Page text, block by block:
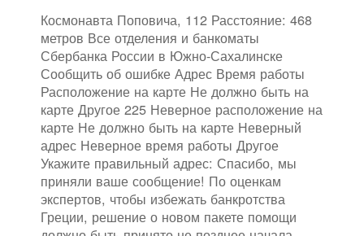
Космонавта Поповича, 112 Расстояние: 468
метров Все отделения и банкоматы
Сбербанка России в Южно-Сахалинске
Сообщить об ошибке Адрес Время работы
Расположение на карте Не должно быть на
карте Другое 225 Неверное расположение на
карте Не должно быть на карте Неверный
адрес Неверное время работы Другое
Укажите правильный адрес: Спасибо, мы
приняли ваше сообщение! По оценкам
экспертов, чтобы избежать банкротства
Греции, решение о новом пакете помощи